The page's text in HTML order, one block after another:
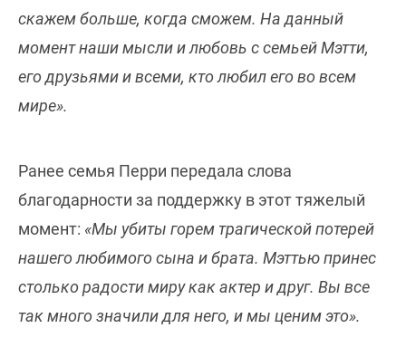
скажем больше, когда сможем. На данный
момент наши мысли и любовь с семьей Мэтти,
его друзьями и всеми, кто любил его во всем
мире».
Ранее семья Перри передала слова
благодарности за поддержку в этот тяжелый
момент: «Мы убиты горем трагической потерей
нашего любимого сына и брата. Мэттью принес
столько радости миру как актер и друг. Вы все
так много значили для него, и мы ценим это».